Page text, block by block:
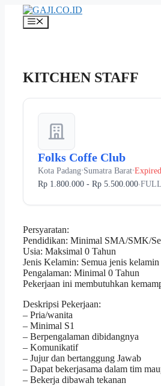
Langsung
Menu
KITCHEN STAFF
Folks Coffe Club
Kota Padang•Sumatra Barat•Expired
Rp 1.800.000 - Rp 5.500.000•
Persyaratan:
Pendidikan: Minimal SMA/SMK/
Usia: Maksimal 0 Tahun
Jenis Kelamin: Semua jenis kelamin
Pengalaman: Minimal 0 Tahun
Pekerjaan ini membutuhkan
Deskripsi Pekerjaan:
– ⁠Pria/wanita
– Minimal S1
– ⁠Berpengalaman dibidangnya
– ⁠Komunikatif
– ⁠Jujur dan bertanggung Jawab
– Dapat bekerjasama dalam tim
– ⁠Bekerja dibawah tekanan